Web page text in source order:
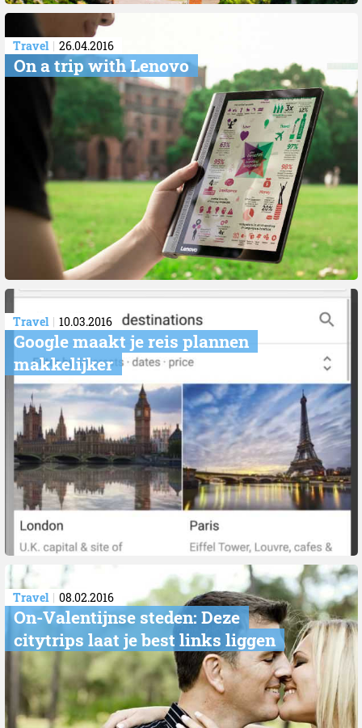
Travel 26.04.2016
On a trip with Lenovo
Travel 10.03.2016
Google maakt je reis plannen
makkelijker
Travel 08.02.2016
On-Valentijnse steden: Deze
citytrips laat je best links liggen